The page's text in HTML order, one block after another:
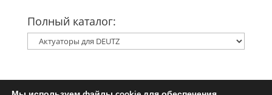
Полный каталог: